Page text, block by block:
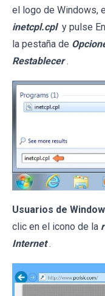
el logo de Windows,
inetcpl.cpl y pulse
la pestaña de
Restablecer .
Usuarios de
clic en el icono de la
Internet .